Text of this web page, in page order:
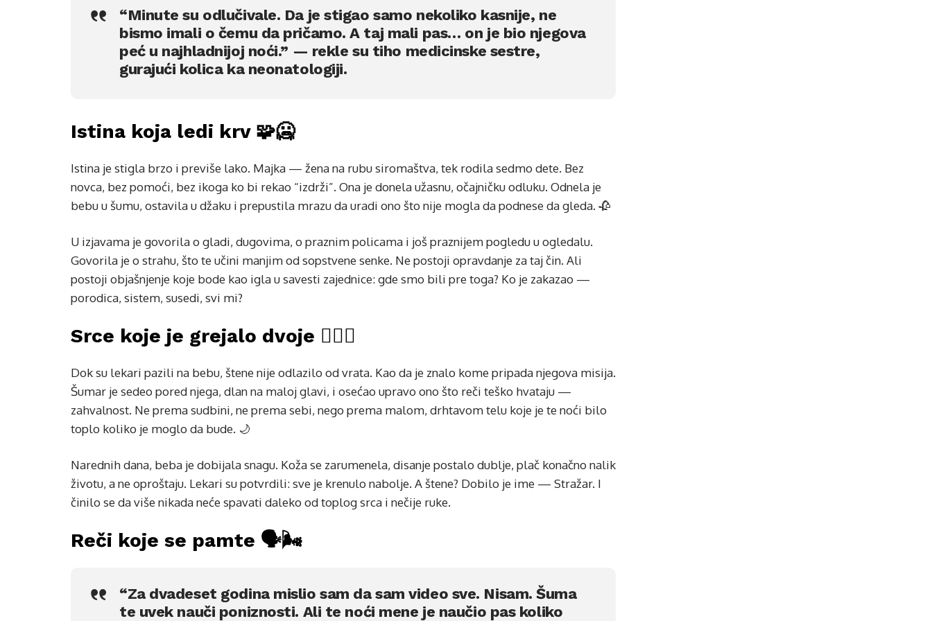
“Minute su odlučivale. Da je stigao samo nekoliko kasnije, ne
bismo imali o čemu da pričamo. A taj mali pas… on je bio njegova
peć u najhladnijoj noći.” — rekle su tiho medicinske sestre,
gurajući kolica ka neonatologiji.
Istina koja ledi krv 🧩🥶
Istina je stigla brzo i previše lako. Majka — žena na rubu siromaštva, tek rodila sedmo dete. Bez
novca, bez pomoći, bez ikoga ko bi rekao “izdrži”. Ona je donela užasnu, očajničku odluku. Odnela je
bebu u šumu, ostavila u džaku i prepustila mrazu da uradi ono što nije mogla da podnese da gleda. 🥀
U izjavama je govorila o gladi, dugovima, o praznim policama i još praznijem pogledu u ogledalu.
Govorila je o strahu, što te učini manjim od sopstvene senke. Ne postoji opravdanje za taj čin. Ali
postoji objašnjenje koje bode kao igla u savesti zajednice: gde smo bili pre toga? Ko je zakazao —
porodica, sistem, susedi, svi mi?
Srce koje je grejalo dvoje ❤️‍🔥🐾
Dok su lekari pazili na bebu, štene nije odlazilo od vrata. Kao da je znalo kome pripada njegova misija.
Šumar je sedeo pored njega, dlan na maloj glavi, i osećao upravo ono što reči teško hvataju —
zahvalnost. Ne prema sudbini, ne prema sebi, nego prema malom, drhtavom telu koje je te noći bilo
toplo koliko je moglo da bude. 🌙
Narednih dana, beba je dobijala snagu. Koža se zarumenela, disanje postalo dublje, plač konačno nalik
životu, a ne oproštaju. Lekari su potvrdili: sve je krenulo nabolje. A štene? Dobilo je ime — Stražar. I
činilo se da više nikada neće spavati daleko od toplog srca i nečije ruke.
Reči koje se pamte 🗣️🌬️
“Za dvadeset godina mislio sam da sam video sve. Nisam. Šuma
te uvek nauči poniznosti. Ali te noći mene je naučio pas koliko